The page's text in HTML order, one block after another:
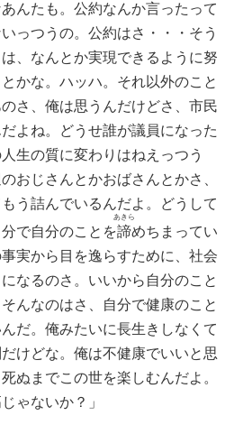
んたも。公約なんか言ったって
っつうの。公約はさ・・・そう
は、なんとか実現できるように努
かな。ハッハ。それ以外のこと
さ、俺は思うんだけどさ、市民
よね。どうせ誰が議員になった
生の質に変わりはねえっつう
じさんとかおばさんとかさ、
う詰んでいるんだよ。どうして
で自分のことを諦
あきら
めちまってい
実から目を逸らすために、社会
なるのさ。いいから自分のこと
んなのはさ、自分で健康のこと
だ。俺みたいに長生きしなくて
けどな。俺は不健康でいいと思
ぬまでこの世を楽しむんだよ。
ゃないか？」